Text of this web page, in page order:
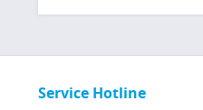
Service Hotline